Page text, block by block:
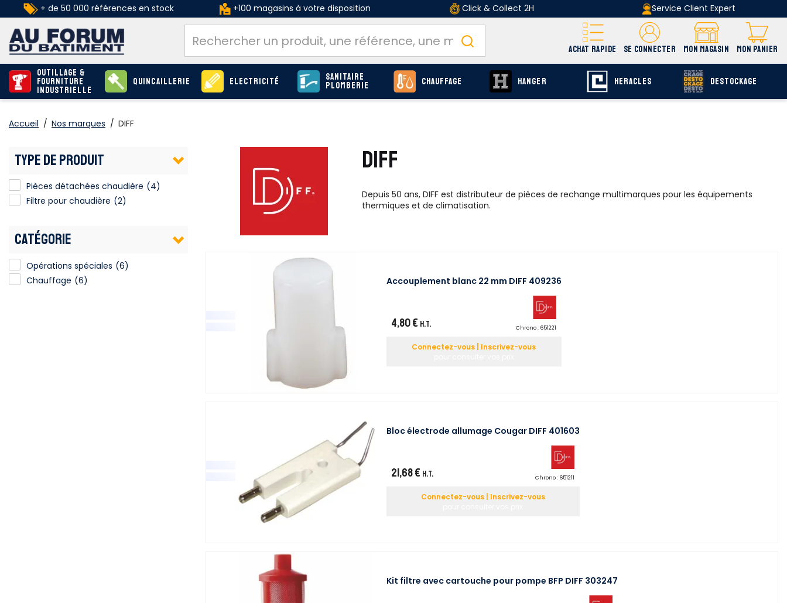
+ de 50 000 références en stock +100 magasins à votre disposition Click & Collect 2H Service Client Expert
ACHAT RAPIDE SE CONNECTER MON MAGASIN MON PANIER
Outillage &
Fourniture
industrielle
Quincaillerie Electricité Sanitaire
Plomberie Chauffage HANGER HERACLES DESTOCKAGE
Accueil / Nos marques / DIFF
TYPE DE PRODUIT
Pièces détachées chaudière (4)
Filtre pour chaudière (2)
CATÉGORIE
Opérations spéciales (6)
Chauffage (6)
DIFF
Depuis 50 ans, DIFF est distributeur de pièces de rechange multimarques pour les équipements
thermiques et de climatisation.
Accouplement blanc 22 mm DIFF 409236
4,80 € H.T. Chrono : 651221
Connectez-vous | Inscrivez-vous
Bloc électrode allumage Cougar DIFF 401603
21,68 € H.T. Chrono : 651211
Connectez-vous | Inscrivez-vous
Kit filtre avec cartouche pour pompe BFP DIFF 303247